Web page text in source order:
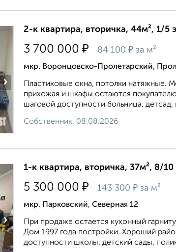
›
2-к квартира, вторичка, 44м², 1/5
3 700 000 ₽ 84 100 ₽ за м²
мкр. Воронцовско-Пролетарский,
Пластиковые окна, потолки натяжные.
прихожая и шкафы остаются
шаговой доступности больница,
Собственник, 08.08.2026
›
1-к квартира, вторичка, 37м², 8/
5 300 000 ₽ 143 300 ₽ за м²
мкр. Парковский, Северная 12
При продаже остается кухонный
Дом 1997 года постройки. Хороший
доступности школы, детский сады,